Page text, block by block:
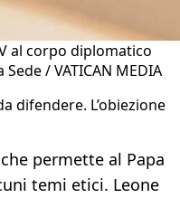
al corpo diplomatico
/ VATICAN MEDIA
difendere. L’obiezione
che permette al Papa
temi etici. Leone